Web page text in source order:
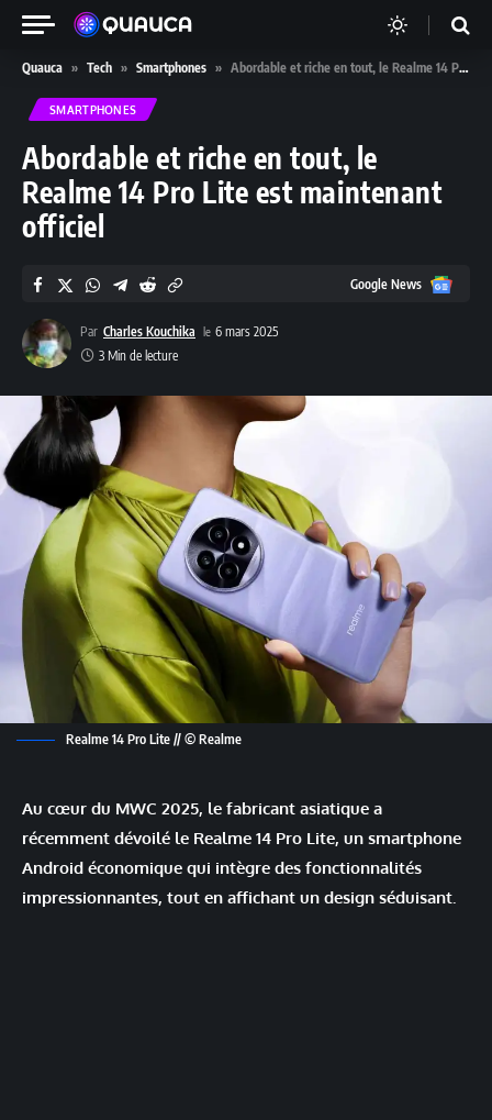
Quauca » Tech » Smartphones » Abordable et riche en tout, le Realme 14 Pro Lite est maintenant officiel
SMARTPHONES
Abordable et riche en tout, le
Realme 14 Pro Lite est maintenant
officiel
Par Charles Kouchika
6 mars 2025
3 Min de lecture
Google News Google
Realme 14 Pro Lite // © Realme
Au cœur du MWC 2025, le fabricant asiatique a
récemment dévoilé le Realme 14 Pro Lite, un smartphone
Android économique qui intègre des fonctionnalités
impressionnantes, tout en affichant un design séduisant.